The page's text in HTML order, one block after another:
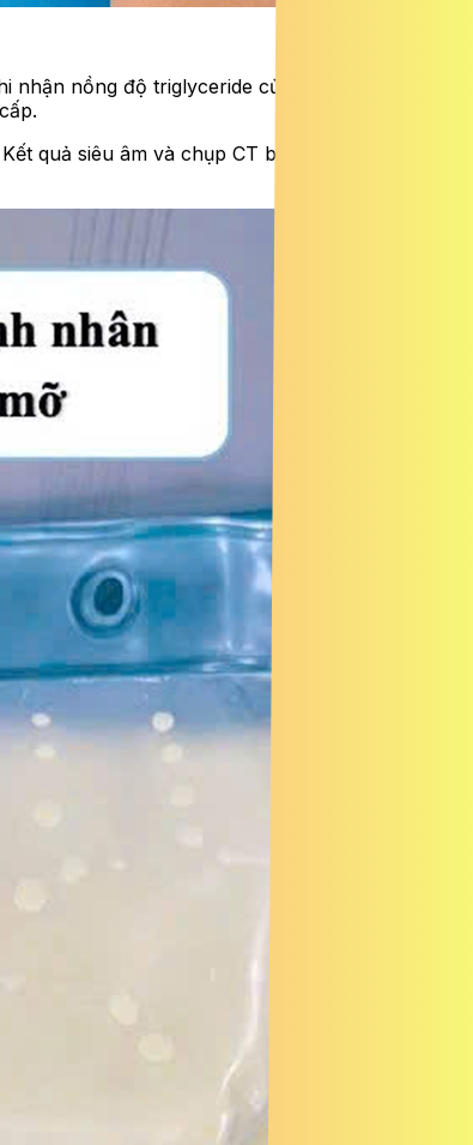
nhận nồng độ triglyceride của bệnh nhân lên tới
quả siêu âm và chụp CT bụng xác định bệnh